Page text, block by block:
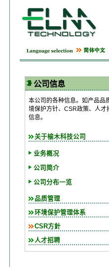
公司信息
本公司的各种信息。如产品品
境保护方针、CSR政策、人才
信息。
关于榆木科技公司
业务概况
公司简介
公司分布一览
品质管理
环境保护管理体系
CSR方針
人才招聘